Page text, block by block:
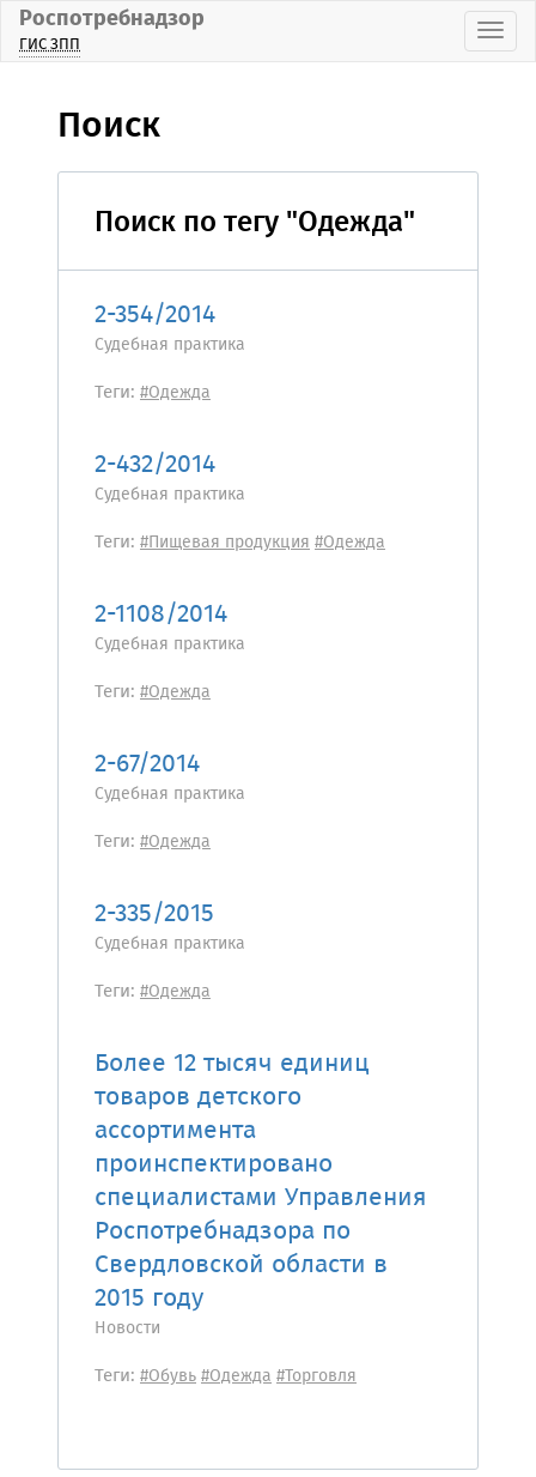
Роспотребнадзор
ГИС ЗПП
Поиск
Поиск по тегу "Одежда"
2-354/2014
Судебная практика
Теги: #Одежда
2-432/2014
Судебная практика
Теги: #Пищевая продукция#Одежда
2-1108/2014
Судебная практика
Теги: #Одежда
2-67/2014
Судебная практика
Теги: #Одежда
2-335/2015
Судебная практика
Теги: #Одежда
Более 12 тысяч единиц
товаров детского
ассортимента
проинспектировано
специалистами Управления
Роспотребнадзора по
Свердловской области в
2015 году
Новости
Теги: #Обувь#Одежда#Торговля